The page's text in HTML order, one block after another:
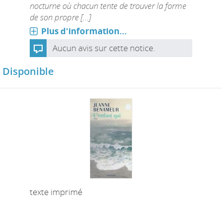
nocturne où chacun tente de trouver la forme
de son propre [...]
Plus d'information...
Aucun avis sur cette notice.
Disponible
texte imprimé